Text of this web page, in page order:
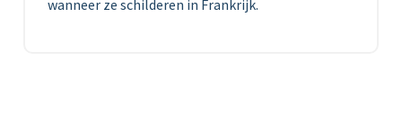
wanneer ze schilderen in Frankrijk.